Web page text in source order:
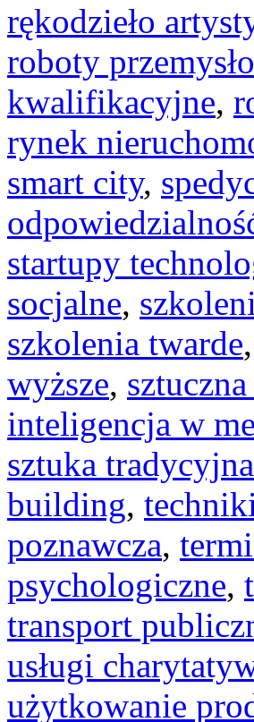
rękodzieło
roboty
kwalifikacyjne,
rynek
smart city,
startupy
socjalne,
szkolenia twarde,
wyższe,
inteligencja w
sztuka tradycyjna
building,
poznawcza,
psychologiczne,
transport
usługi
użytkowanie